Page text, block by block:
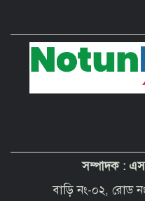
সম্পাদক : এস
বাড়ি নং-০২, রোড